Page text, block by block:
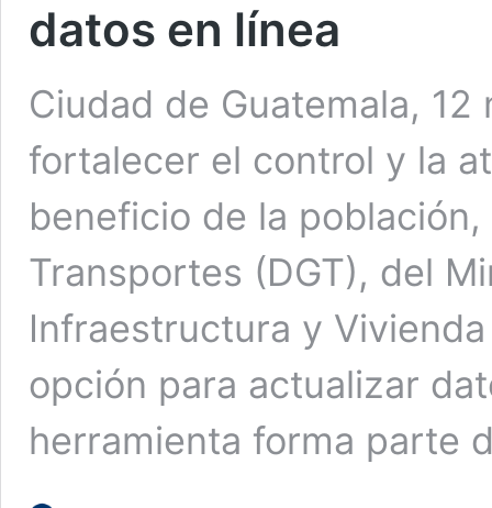
datos en línea
Ciudad de Guatemala,
fortalecer el control y la
beneficio de la
Transportes (DGT), del
Infraestructura y
opción para actualizar
herramienta forma parte